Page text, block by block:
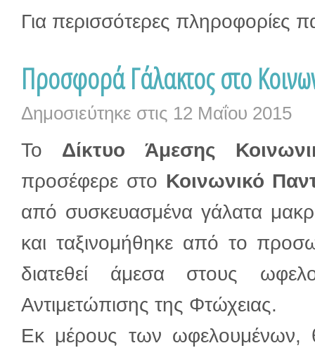
Για περισσότερες πληροφορίες
Προσφορά Γάλακτος στο
Δημοσιεύτηκε στις 12 Μαΐου 2015
Το Δίκτυο Άμεσης
προσέφερε στο Κοινωνικό
από συσκευασμένα γάλατα
και ταξινομήθηκε από το
διατεθεί άμεσα στους
Αντιμετώπισης της Φτώχειας.
Εκ μέρους των ωφελουμένων,